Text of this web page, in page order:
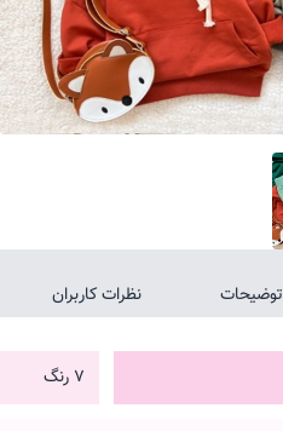
توضیحات نظرات کاربران
7 رنگ